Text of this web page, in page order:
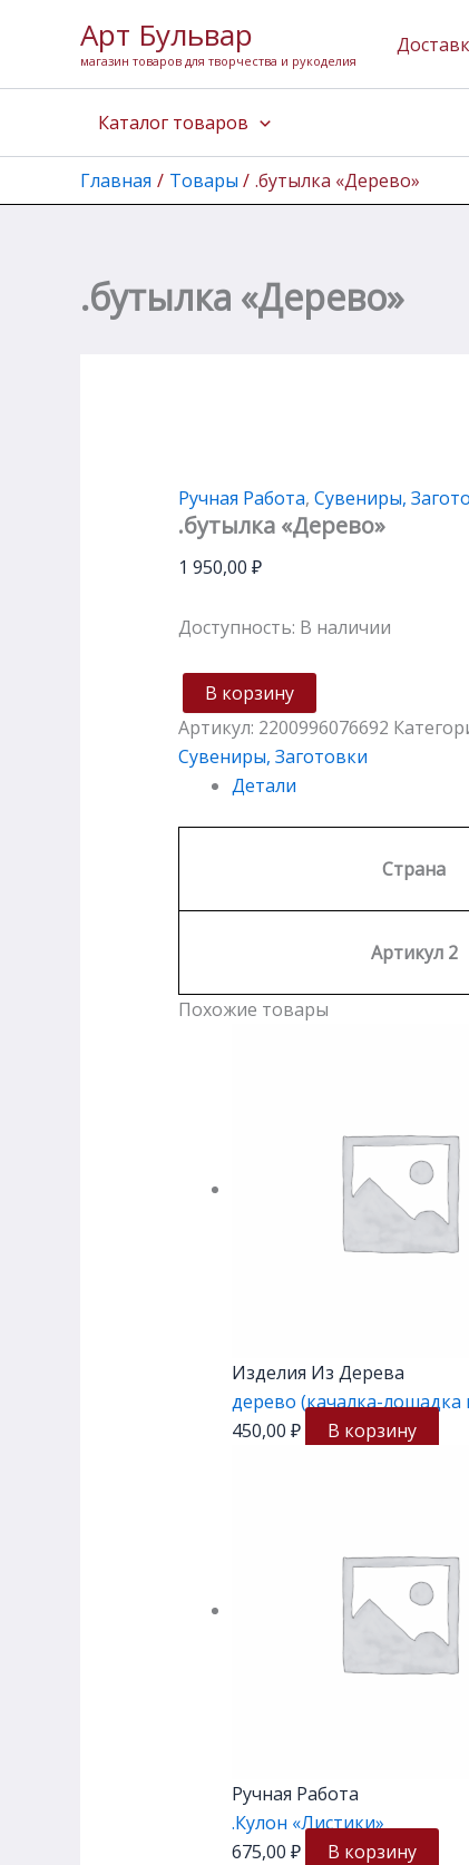
содержимому
Арт Бульвар
магазин товаров для творчества и рукоделия
Каталог товаров
Главная Товары .бутылка «Дерево»
.бутылка «Дерево»
Ручная Работа, Сувениры,
.бутылка «Дерево»
1 950,00 ₽
Доступность: В наличии
товара
.бутылка
"Дерево"
В корзину
Артикул: 2200996076692
Сувениры, Заготовки
Детали
Страна
Артикул 2
Похожие товары
Изделия Из Дерева
дерево (качалка-лошадка
450,00 ₽ В корзину
Ручная Работа
.Кулон «Листики»
675,00 ₽ В корзину